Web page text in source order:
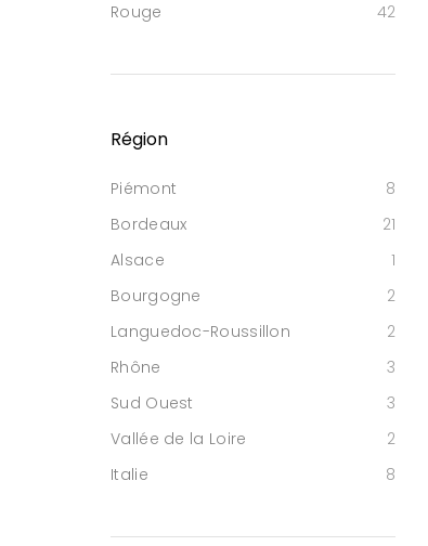
Rouge 42
Région
Piémont
8
Bordeaux
21
Alsace
1
Bourgogne
2
Languedoc-Roussillon
2
Rhône
3
Sud Ouest
3
Vallée de la Loire
2
Italie
8